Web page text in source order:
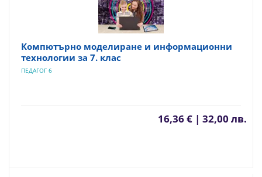
Компютърно моделиране и информационни
технологии за 7. клас
ПЕДАГОГ 6
16,36 € | 32,00 лв.